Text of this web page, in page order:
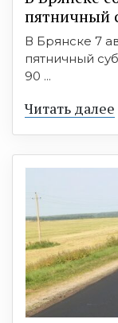
пятничный
В Брянске 7
пятничный
90 ...
Читать далее